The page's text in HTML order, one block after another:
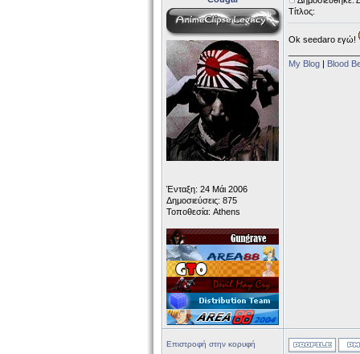
Ένταξη: 24 Μάι 2006
Δημοσιεύσεις: 875
Τοποθεσία: Athens
Τίτλος:
Ok seedaro εγώ!
My Blog | Blood
Επιστροφή στην κορυφή